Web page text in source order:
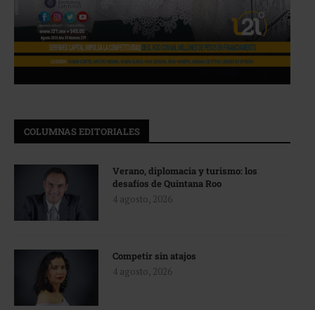
COLUMNAS EDITORIALES
Verano, diplomacia y turismo: los
desafíos de Quintana Roo
4 agosto, 2026
Competir sin atajos
4 agosto, 2026